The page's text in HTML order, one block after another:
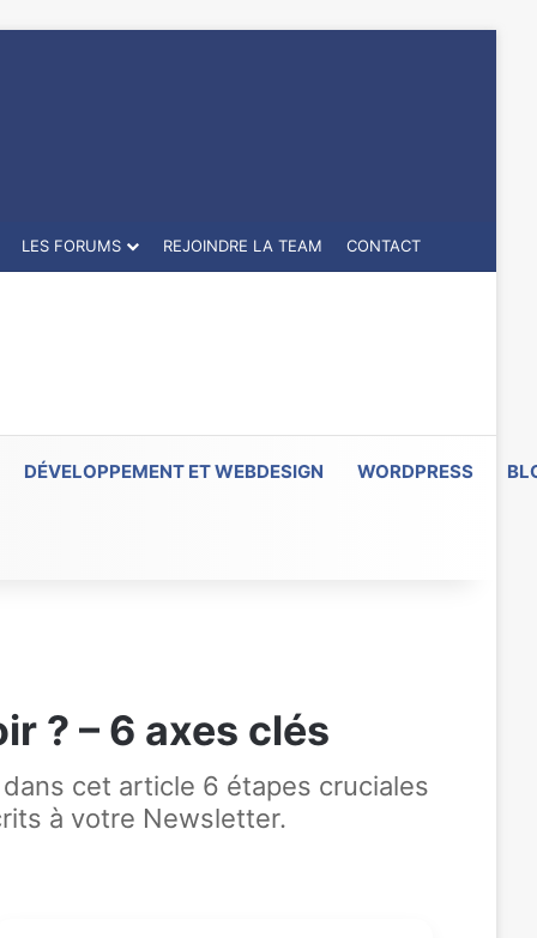
LES FORUMS REJOINDRE LA TEAM CONTACT
DÉVELOPPEMENT ET WEBDESIGN WORDPRESS
? – 6 axes clés
cet article 6 étapes cruciales
à votre Newsletter.